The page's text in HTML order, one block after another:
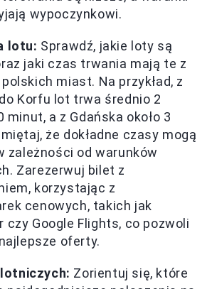
wypoczynkowi.
lotu: Sprawdź, jakie loty są
jaki czas trwania mają te z
miast. Na przykład, z
Korfu lot trwa średnio 2
minut, a z Gdańska około 3
że dokładne czasy mogą
zależności od warunków
Zarezerwuj bilet z
korzystając z
cenowych, takich jak
czy Google Flights, co pozwoli
oferty.
Zorientuj się, które